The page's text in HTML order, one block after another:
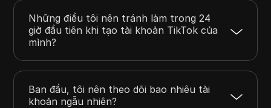
Những điều tôi nên tránh làm trong 24
giờ đầu tiên khi tạo tài khoản TikTok của
mình?
Ban đầu, tôi nên theo dõi bao nhiêu tài
khoản ngẫu nhiên?